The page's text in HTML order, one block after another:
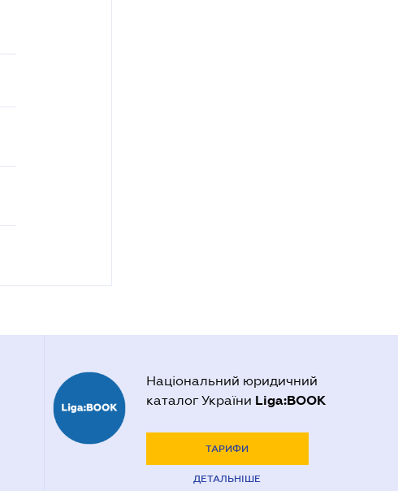
Національний юридичний
каталог України Liga:BOOK
ТАРИФИ
ДЕТАЛЬНІШЕ